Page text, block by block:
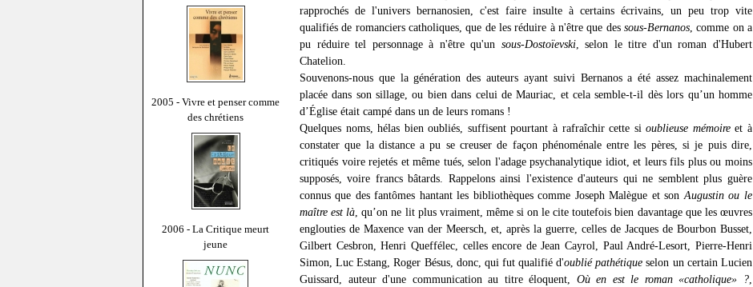
2005 - Vivre et penser comme
des chrétiens
2006 - La Critique meurt
jeune
rapprochés de l'univers bernanosien, c'est faire insulte à certains écrivains, un peu trop vite
qualifiés de romanciers catholiques, que de les réduire à n'être que des sous-Bernanos, comme on a
pu réduire tel personnage à n'être qu'un sous-Dostoïevski, selon le titre d'un roman d'Hubert
Chatelion.
Souvenons-nous que la génération des auteurs ayant suivi Bernanos a été assez machinalement
placée dans son sillage, ou bien dans celui de Mauriac, et cela semble-t-il dès lors qu’un homme
d’Église était campé dans un de leurs romans !
Quelques noms, hélas bien oubliés, suffisent pourtant à rafraîchir cette sioublieuse mémoireet à
constater que la distance a pu se creuser de façon phénoménale entre les pères, si je puis dire,
critiqués voire rejetés et même tués, selon l'adage psychanalytique idiot, et leurs fils plus ou moins
supposés, voire francs bâtards. Rappelons ainsi l'existence d'auteurs qui ne semblent plus guère
connus que des fantômes hantant les bibliothèques comme Joseph Malègue et son Augustin ou le
maître est là , qu’on ne lit plus vraiment, même si on le cite toutefois bien davantage que les œuvres
englouties de Maxence van der Meersch, et, après la guerre, celles de Jacques de Bourbon Busset,
Gilbert Cesbron, Henri Queffélec, celles encore de Jean Cayrol, Paul André-Lesort, Pierre-Henri
Simon, Luc Estang, Roger Bésus, donc, qui fut qualifié d'oublié pathétique selon un certain Lucien
Guissard, auteur d'une communication au titre éloquent, Où en est le roman «catholique» ?,